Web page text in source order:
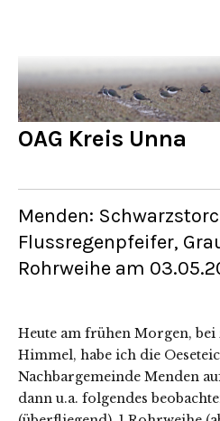
OAG Kreis Unna
Menden:
Flussregenpfeifer,
Rohrweihe am
Heute am frühen Morgen, bei
Himmel, habe ich die
Nachbargemeinde Menden
dann u.a. folgendes